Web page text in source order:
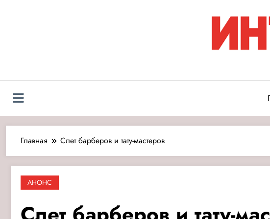
Журнал
Главная Слет барберов и тату-мастеров
АНОНС